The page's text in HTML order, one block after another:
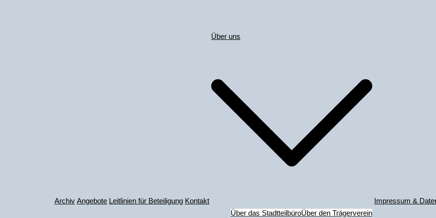
Archiv Angebote Leitlinien für Beteiligung Kontakt
Über uns
Über das StadtteilbüroÜber den Trägerverein
Impressum &